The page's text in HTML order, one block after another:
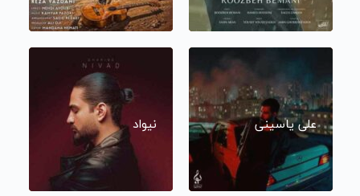
علی یاسینی نیواد